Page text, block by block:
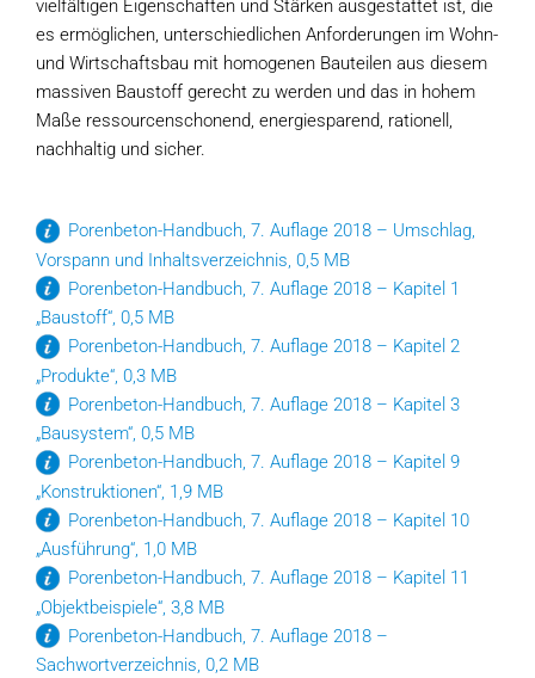
vielfältigen Eigenschaften und Stärken ausgestattet ist, die
es ermöglichen, unterschiedlichen Anforderungen im Wohn-
und Wirtschaftsbau mit homogenen Bauteilen aus diesem
massiven Baustoff gerecht zu werden und das in hohem
Maße ressourcenschonend, energiesparend, rationell,
nachhaltig und sicher.
Porenbeton-Handbuch, 7. Auflage 2018 – Umschlag,
Vorspann und Inhaltsverzeichnis, 0,5 MB
Porenbeton-Handbuch, 7. Auflage 2018 – Kapitel 1
„Baustoff“, 0,5 MB
Porenbeton-Handbuch, 7. Auflage 2018 – Kapitel 2
„Produkte“, 0,3 MB
Porenbeton-Handbuch, 7. Auflage 2018 – Kapitel 3
„Bausystem“, 0,5 MB
Porenbeton-Handbuch, 7. Auflage 2018 – Kapitel 9
„Konstruktionen“, 1,9 MB
Porenbeton-Handbuch, 7. Auflage 2018 – Kapitel 10
„Ausführung“, 1,0 MB
Porenbeton-Handbuch, 7. Auflage 2018 – Kapitel 11
„Objektbeispiele“, 3,8 MB
Porenbeton-Handbuch, 7. Auflage 2018 –
Sachwortverzeichnis, 0,2 MB